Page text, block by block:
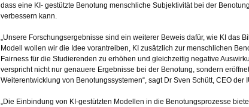
dass eine KI- gestützte Benotung menschliche Subjektivität bei der
verbessern kann.
„Unsere Forschungsergebnisse sind ein weiterer Beweis dafür, wie KI das
Modell wollen wir die Idee vorantreiben, KI zusätzlich zur menschlichen
Fairness für die Studierenden zu erhöhen und gleichzeitig negative
verspricht nicht nur genauere Ergebnisse bei der Benotung, sondern
Weiterentwicklung von Benotungssystemen“, sagt Dr Sven Schütt, CEO
„Die Einbindung von KI-gestützten Modellen in die Benotungsprozesse